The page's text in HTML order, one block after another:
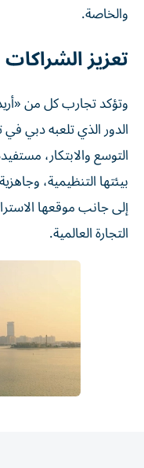
والخاصة.
تعزيز الشراكات
وتؤكد تجارب كل من
الدور الذي تلعبه دبي
التوسع والابتكار،
بيئتها التنظيمية،
إلى جانب موقعها
التجارة العالمية.